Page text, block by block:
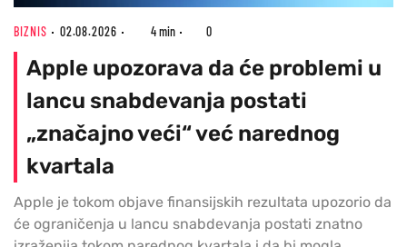
BIZNIS 02.08.2026 4 min 0
Apple upozorava da će problemi u
lancu snabdevanja postati
„značajno veći“ već narednog
kvartala
Apple je tokom objave finansijskih rezultata upozorio da
će ograničenja u lancu snabdevanja postati znatno